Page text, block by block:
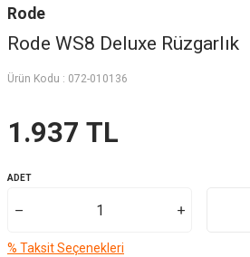
Rode
Rode WS8 Deluxe Rüzgarlık
Ürün Kodu : 072-010136
1.937 TL
ADET
% Taksit Seçenekleri